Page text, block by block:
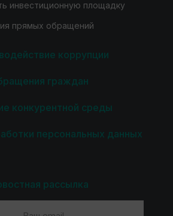
инвестиционную площадку
прямых обращений
коррупции
граждан
конкурентной среды
персональных данных
рассылка